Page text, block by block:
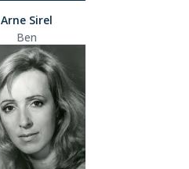
Arne Sirel
Ben